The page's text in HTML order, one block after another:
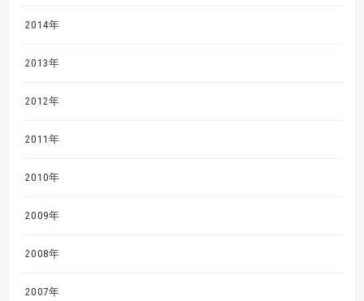
2014年
2013年
2012年
2011年
2010年
2009年
2008年
2007年